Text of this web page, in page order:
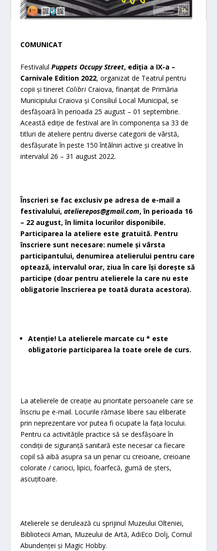
COMUNICAT
FestivalulPuppets Occupy Street, ediția a IX-a –
Carnivale Edition 2022, organizat de Teatrul pentru
copii și tineret Colibri Craiova, finanțat de Primăria
Municipiului Craiova și Consiliul Local Municipal, se
desfășoară în perioada 25 august – 01 septembrie.
Această ediție de festival are în componența sa 33 de
titluri de ateliere pentru diverse categorii de vârstă,
desfășurate în peste 150 întâlniri active și creative în
intervalul 26 – 31 august 2022.
Înscrieri se fac exclusiv pe adresa de e-mail a
festivalului,atelierepos@gmail.com, în perioada 16
– 22 august, în limita locurilor disponibile.
Participarea la ateliere este gratuită. Pentru
înscriere sunt necesare: numele și vârsta
participantului, denumirea atelierului pentru care
optează, intervalul orar, ziua în care își dorește să
participe (doar pentru atelierele la care nu este
obligatorie înscrierea pe toată durata acestora).
Atenție! La atelierele marcate cu * este
obligatorie participarea la toate orele de curs.
La atelierele de creație au prioritate persoanele care se
înscriu pe e-mail. Locurile rămase libere sau eliberate
prin neprezentare vor putea fi ocupate la fața locului.
Pentru ca activitățile practice să se desfășoare în
condiții de siguranță sanitară este necesar ca fiecare
copil să aibă asupra sa un penar cu creioane, creioane
colorate / carioci, lipici, foarfecă, gumă de șters,
ascuțitoare.
Atelierele se derulează cu sprijinul Muzeului Olteniei,
Bibliotecii Aman, Muzeului de Artă, AdiEco Dolj, Cornul
Abundenței și Magic Hobby.